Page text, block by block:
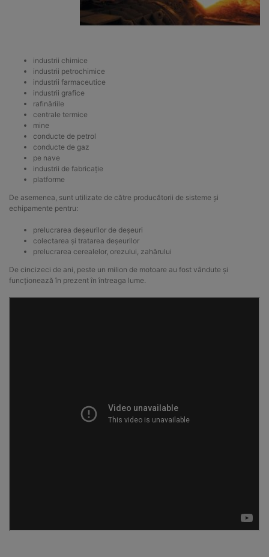
industrii chimice
industrii petrochimice
industrii farmaceutice
industrii grafice
rafinăriile
centrale termice
mine
conducte de petrol
conducte de gaz
pe nave
industrii de fabricație
platforme
De asemenea, sunt utilizate de către producătorii de sisteme și
echipamente pentru:
prelucrarea deșeurilor de deșeuri
colectarea și tratarea deșeurilor
prelucrarea cerealelor, orezului, zahărului
De cincizeci de ani, peste un milion de motoare au fost vândute și
funcționează în prezent în întreaga lume.